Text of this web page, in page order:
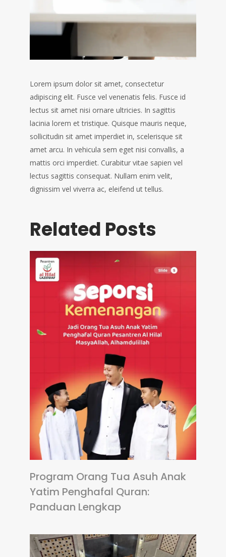
Lorem ipsum dolor sit amet, consectetur
adipiscing elit. Fusce vel venenatis felis. Fusce id
lectus sit amet nisi ornare ultricies. In sagittis
lacinia lorem et tristique. Quisque mauris neque,
sollicitudin sit amet imperdiet in, scelerisque sit
amet arcu. In vehicula sem eget nisi convallis, a
mattis orci imperdiet. Curabitur vitae sapien vel
lectus sagittis consequat. Nullam enim velit,
dignissim vel viverra ac, eleifend ut tellus.
Related Posts
Program Orang Tua Asuh Anak
Yatim Penghafal Quran:
Panduan Lengkap